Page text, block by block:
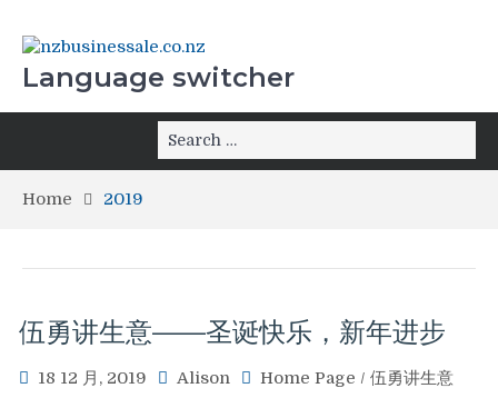
Language switcher
Home 2019
伍勇讲生意——圣诞快乐，新年进步
18 12 月, 2019 Alison Home Page / 伍勇讲生意